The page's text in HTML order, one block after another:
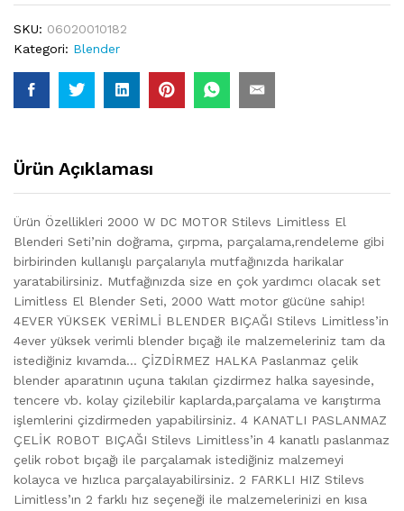
SKU: 06020010182
Kategori: Blender
Ürün Açıklaması
Ürün Özellikleri 2000 W DC MOTOR Stilevs Limitless El
Blenderi Seti’nin doğrama, çırpma, parçalama,rendeleme gibi
birbirinden kullanışlı parçalarıyla mutfağınızda harikalar
yaratabilirsiniz. Mutfağınızda size en çok yardımcı olacak set
Limitless El Blender Seti, 2000 Watt motor gücüne sahip!
4EVER YÜKSEK VERİMLİ BLENDER BIÇAĞI Stilevs Limitless’in
4ever yüksek verimli blender bıçağı ile malzemeleriniz tam da
istediğiniz kıvamda… ÇİZDİRMEZ HALKA Paslanmaz çelik
blender aparatının uçuna takılan çizdirmez halka sayesinde,
tencere vb. kolay çizilebilir kaplarda,parçalama ve karıştırma
işlemlerini çizdirmeden yapabilirsiniz. 4 KANATLI PASLANMAZ
ÇELİK ROBOT BIÇAĞI Stilevs Limitless’in 4 kanatlı paslanmaz
çelik robot bıçağı ile parçalamak istediğiniz malzemeyi
kolayca ve hızlıca parçalayabilirsiniz. 2 FARKLI HIZ Stilevs
Limitless’ın 2 farklı hız seçeneği ile malzemelerinizi en kısa